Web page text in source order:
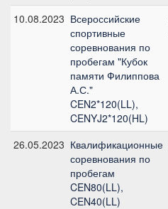
10.08.2023 Всероссийские
спортивные
соревнования по
пробегам "Кубок
памяти Филиппова
А.С."
CEN2*120(LL),
CENYJ2*120(HL)
26.05.2023 Квалификационные
соревнования по
пробегам
CEN80(LL),
CEN40(LL)